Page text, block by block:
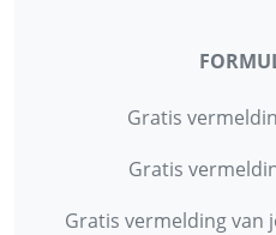
Gratis
Gratis
Gratis vermelding van